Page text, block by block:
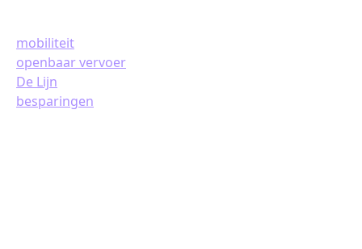
mobiliteit
openbaar vervoer
De Lijn
besparingen